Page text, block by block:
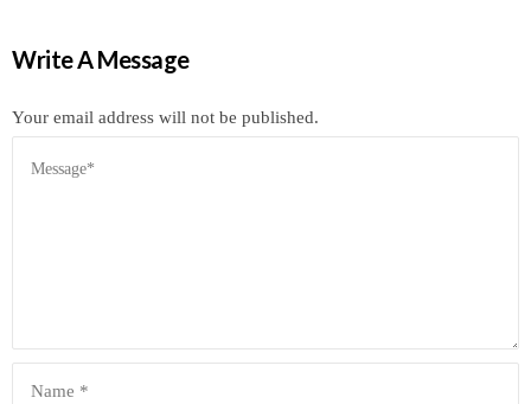
Write A Message
Your email address will not be published.